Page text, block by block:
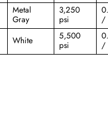
Metal
Gray
3,250
psi
/
White
5,500
psi
/